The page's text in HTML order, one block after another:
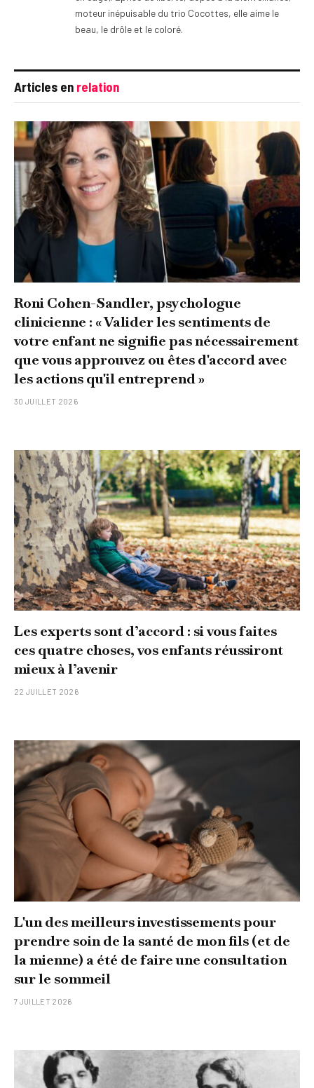
moteur inépuisable du trio Cocottes, elle aime le
beau, le drôle et le coloré.
Articles en relation
Roni Cohen-Sandler, psychologue
clinicienne : « Valider les sentiments de
votre enfant ne signifie pas nécessairement
que vous approuvez ou êtes d'accord avec
les actions qu'il entreprend »
30 JUILLET 2026
Les experts sont d’accord : si vous faites
ces quatre choses, vos enfants réussiront
mieux à l’avenir
22 JUILLET 2026
L'un des meilleurs investissements pour
prendre soin de la santé de mon fils (et de
la mienne) a été de faire une consultation
sur le sommeil
7 JUILLET 2026